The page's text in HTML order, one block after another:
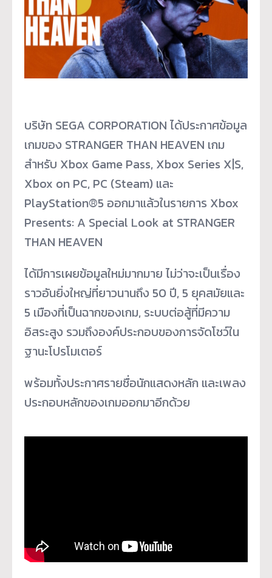
บริษัท SEGA CORPORATION ได้ประกาศข้อมูล
เกมของ STRANGER THAN HEAVEN เกม
สำหรับ Xbox Game Pass, Xbox Series X|S,
Xbox on PC, PC (Steam) และ
PlayStation®5 ออกมาแล้วในรายการ Xbox
Presents: A Special Look at STRANGER
THAN HEAVEN
ได้มีการเผยข้อมูลใหม่มากมาย ไม่ว่าจะเป็นเรื่อง
ราวอันยิ่งใหญ่ที่ยาวนานถึง 50 ปี, 5 ยุคสมัยและ
5 เมืองที่เป็นฉากของเกม, ระบบต่อสู้ที่มีความ
อิสระสูง รวมถึงองค์ประกอบของการจัดโชว์ใน
ฐานะโปรโมเตอร์
พร้อมทั้งประกาศรายชื่อนักแสดงหลัก และเพลง
ประกอบหลักของเกมออกมาอีกด้วย